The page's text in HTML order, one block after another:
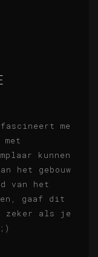
me
kunnen
het gebouw
van het
gaaf dit
zeker als je